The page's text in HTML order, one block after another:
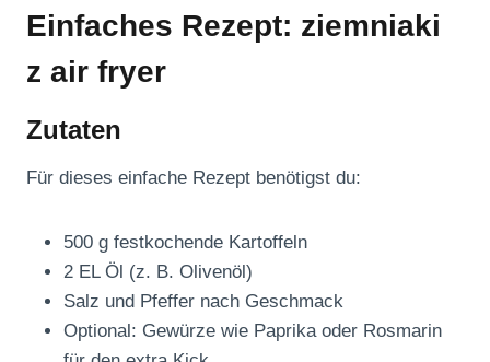
Einfaches Rezept: ziemniaki
z air fryer
Zutaten
Für dieses einfache Rezept benötigst du:
500 g festkochende Kartoffeln
2 EL Öl (z. B. Olivenöl)
Salz und Pfeffer nach Geschmack
Optional: Gewürze wie Paprika oder Rosmarin